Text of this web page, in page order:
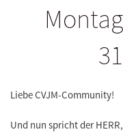
Liebe CVJM-Community!
Und nun spricht der